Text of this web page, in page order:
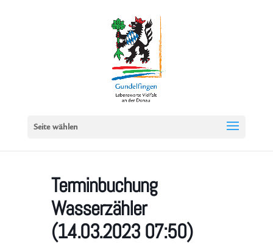
Seite wählen
Terminbuchung
Wasserzähler
(14.03.2023 07:50)